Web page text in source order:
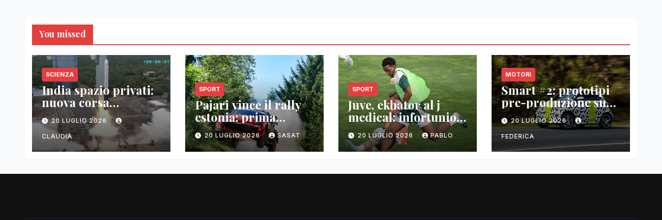
You missed
SCIENZA
India spazio privati:
nuova corsa
tecnologica
20 LUGLIO 2026
CLAUDIA
SPORT
Pajari vince il rally
estonia: prima
vittoria wrc
20 LUGLIO 2026 SASAT
SPORT
Juve, ekhator al j
medical: infortunio
muscolare
20 LUGLIO 2026 PABLO
MOTORI
Smart #2: prototipi
pre-produzione su
strada prima del
paris motor show
2026
20 LUGLIO 2026
FEDERICA